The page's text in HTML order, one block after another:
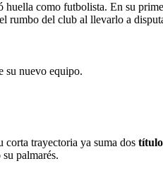
huella como futbolista. En su
rumbo del club al llevarlo a
su nuevo equipo.
corta trayectoria ya suma dos
palmarés.